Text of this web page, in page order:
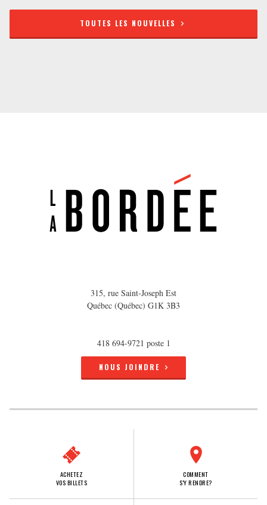
TOUTES LES NOUVELLES
315, rue Saint-Joseph Est
Québec (Québec) G1K 3B3
418 694-9721 poste 1
NOUS JOINDRE
ACHETEZ
VOS BILLETS
COMMENT
S'Y RENDRE?